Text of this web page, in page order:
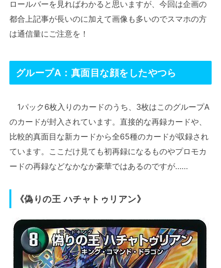
ロールバーを見ればわかると思いますが、今回は企画の
都合上記事が長いのに加えて画像も多いのでスマホの方
は通信量にご注意を！
グループA：真面目な顔をしたやつら
1パック6枚入りのカードのうち、3枚はこのグループA
のカードが封入されています。直接的な再録カードや、
比較的真面目な新カードから全65種のカードが収録され
ています。ここだけ見ても初再録になるものやプロモカ
ードの再録などなかなか豪華ではあるのですが……
《偽りの王 ハチャトゥリアン》